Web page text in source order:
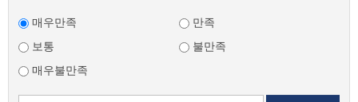
매우만족
만족
보통
불만족
매우불만족